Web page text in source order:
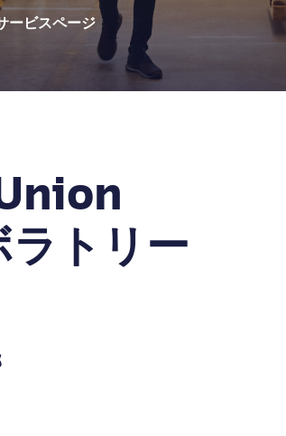
ービスページ
トリー